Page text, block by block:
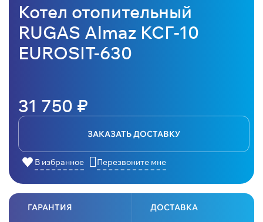
Котел отопительный
RUGAS Almaz КСГ-10
EUROSIT-630
31 750 ₽
ЗАКАЗАТЬ ДОСТАВКУ
В избранное Перезвоните мне
ГАРАНТИЯ
ДОСТАВКА